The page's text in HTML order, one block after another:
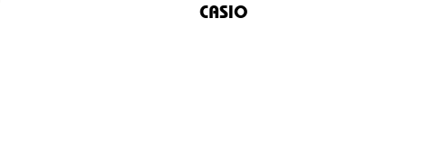
CASIO